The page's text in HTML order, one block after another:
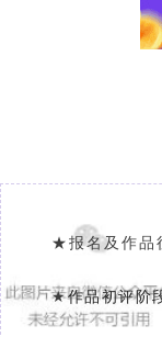
★报名及作品
★作品初评阶